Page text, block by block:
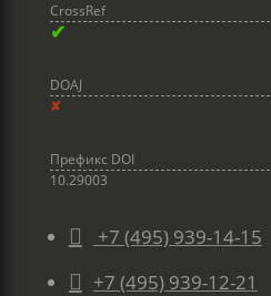
CrossRef
✔
DOAJ
✘
Префикс DOI
10.29003
 +7 (495) 939-14-15
 +7 (495) 939-12-21